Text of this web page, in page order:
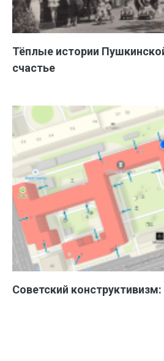
Тёплые истории
счастье
Советский